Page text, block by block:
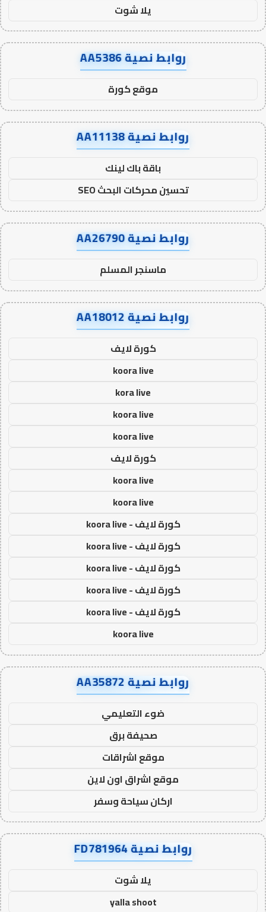
يلا شوت
روابط نصية AA5386
موقع كورة
روابط نصية AA11138
باقة باك لينك
تحسين محركات البحث SEO
روابط نصية AA26790
ماسنجر المسلم
روابط نصية AA18012
كورة لايف
koora live
kora live
koora live
koora live
كورة لايف
koora live
koora live
كورة لايف - koora live
كورة لايف - koora live
كورة لايف - koora live
كورة لايف - koora live
كورة لايف - koora live
koora live
روابط نصية AA35872
ضوء التعليمي
صحيفة برق
موقع اشراقات
موقع اشراق اون لاين
اركان سياحة وسفر
روابط نصية FD781964
يلا شوت
yalla shoot